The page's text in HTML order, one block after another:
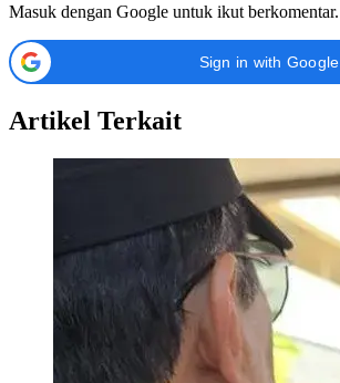
Masuk dengan Google untuk ikut berkomentar.
Sign in with Google
Artikel Terkait